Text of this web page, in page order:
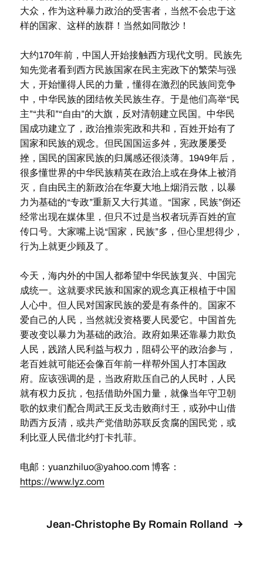
大众，作为这种暴力政治的受害者，当然不会忠于这
样的国家、这样的族群！当然如同散沙！
大约170年前，中国人开始接触西方现代文明。民族先
知先觉者看到西方民族国家在民主宪政下的繁荣与强
大，开始懂得人民的力量，懂得在激烈的民族间竞争
中，中华民族的团结攸关民族生存。于是他们高举“民
主”“共和”“自由”的大旗，反对清朝建立民国。中华民
国成功建立了，政治推崇宪政和共和，百姓开始有了
国家和民族的观念。但民国国运多舛，宪政屡屡受
挫，国民的国家民族的归属感还很淡薄。1949年后，
很多懂世界的中华民族精英在政治上或在身体上被消
灭，自由民主的新政治在华夏大地上烟消云散，以暴
力为基础的“专政”重新又大行其道。“国家，民族”倒还
经常出现在媒体里，但只不过是当权者玩弄百姓的宣
传口号。大家嘴上说“国家，民族”多，但心里想得少，
行为上就更少顾及了。
今天，海内外的中国人都希望中华民族复兴、中国完
成统一。这就要求民族和国家的观念真正根植于中国
人心中。但人民对国家民族的爱是有条件的。国家不
爱自己的人民，当然就没资格要人民爱它。中国首先
要改变以暴力为基础的政治。政府如果还靠暴力欺负
人民，践踏人民利益与权力，阻碍公平的政治参与，
老百姓就可能还会像百年前一样帮外国人打本国政
府。应该强调的是，当政府欺压自己的人民时，人民
就有权力反抗，包括借助外国力量，就像当年守卫朝
歌的奴隶们配合周武王反戈击败商纣王，或孙中山借
助西方反清，或共产党借助苏联反贪腐的国民党，或
利比亚人民借北约打卡扎菲。
电邮： yuanzhiluo@yahoo.com 博客：
https://www.lyz.com
Jean-Christophe By Romain Rolland